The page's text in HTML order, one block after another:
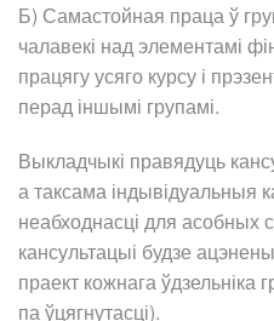
Б) Самастойная праца ў
чалавекі над элементамі
працягу усяго курсу і
перад іншымі групамі.
Выкладчыкі правядуць
а таксама індывідуальныя
неабходнасці для асобных
кансультацыі будзе
праект кожнага ўдзельніка
па ўцягнутасці).